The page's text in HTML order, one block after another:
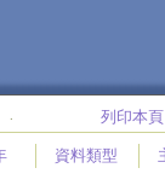
‧ 列印本頁
資料類型